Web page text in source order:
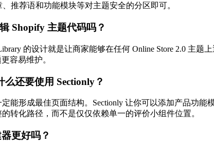
推荐语和功能模块等对主题安全的分区即可。
Shopify 主题代码吗？
的设计就是让商家能够在任何 Online Store 2.0 主
容易维护。
还要使用 Sectionly？
能形成最佳页面结构。Sectionly 让你可以添加产品功
转化路径，而不是仅仅依赖单一的评价小组件位置。
更好吗？